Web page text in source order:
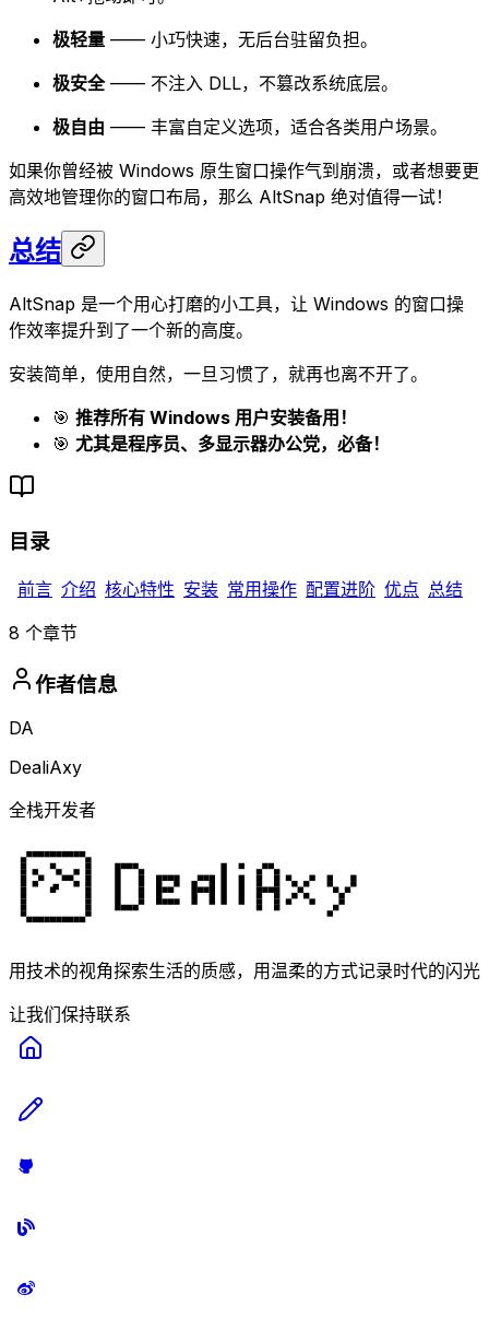
极轻量 —— 小巧快速，无后台驻留负担。
极安全—— 不注入 DLL，不篡改系统底层。
极自由 —— 丰富自定义选项，适合各类用户场景。
如果你曾经被 Windows 原生窗口操作气到崩溃，或者想要更
高效地管理你的窗口布局，那么 AltSnap 绝对值得一试！
总结
AltSnap 是一个用心打磨的小工具，让 Windows 的窗口操
作效率提升到了一个新的高度。
安装简单，使用自然，一旦习惯了，就再也离不开了。
🎯 推荐所有 Windows 用户安装备用！
🎯 尤其是程序员、多显示器办公党，必备！
目录
前言 介绍 核心特性 安装 常用操作 配置进阶 优点 总结
8 个章节
作者信息
DA
DealiAxy
全栈开发者
用技术的视角探索生活的质感，用温柔的方式记录时代的闪光
让我们保持联系